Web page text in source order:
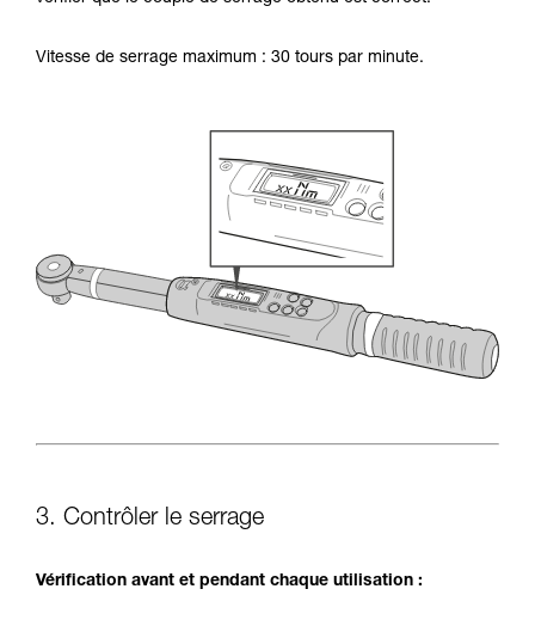
Vitesse de serrage maximum : 30 tours par minute.
3. Contrôler le serrage
Vérification avant et pendant chaque utilisation :